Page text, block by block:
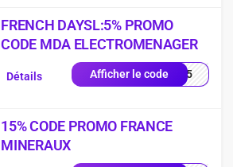
FRENCH DAYSL:5% PROMO
CODE MDA ELECTROMENAGER
Afficher le codeNCH5
Détails
15% CODE PROMO FRANCE
MINERAUX